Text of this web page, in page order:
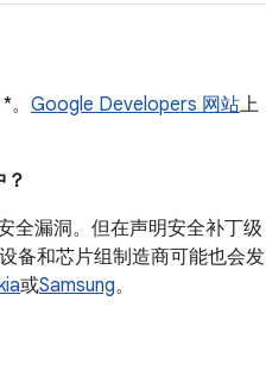
Google Developers 网站上
全漏洞。但在声明安全补丁级
备和芯片组制造商可能也会发
或Samsung。